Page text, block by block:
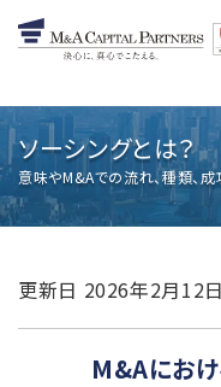
ソーシングとは？
意味やM&Aでの流れ、種類、
更新日 2026年2月12日
M&Aにお